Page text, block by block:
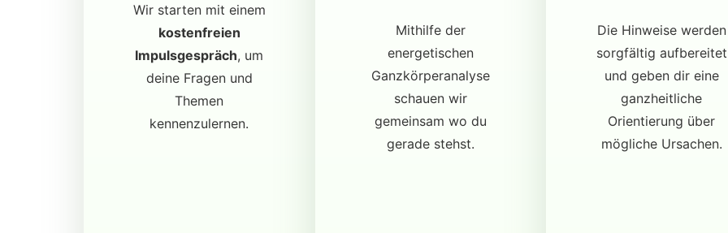
Wir starten mit einem
kostenfreien
Impulsgespräch, um
deine Fragen und
Themen
kennenzulernen.
Mithilfe der
energetischen
Ganzkörperanalyse
schauen wir
gemeinsam wo du
gerade stehst.
Die Hinweise werden
sorgfältig aufbereitet
und geben dir eine
ganzheitliche
Orientierung über
mögliche Ursachen.